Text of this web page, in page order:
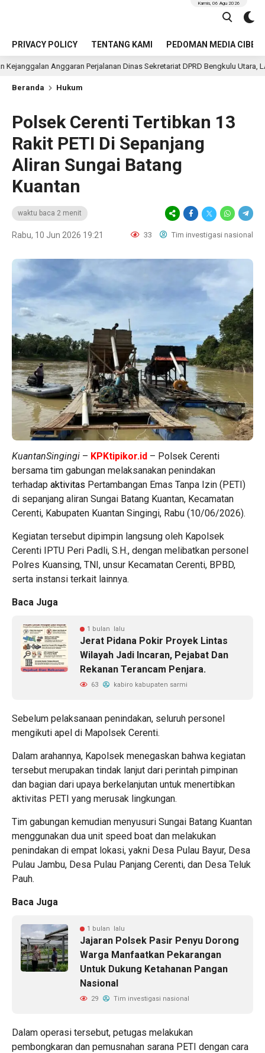
PRIVACY POLICY TENTANG KAMI PEDOMAN MEDIA CIBER
Kamis, 06 Agu 2026
Perjalanan Dinas Sekretariat DPRD Bengkulu Utara, LAKI Minta APH
Beranda Hukum
Polsek Cerenti Tertibkan 13
Rakit PETI Di Sepanjang
Aliran Sungai Batang
Kuantan
waktu baca 2 menit
Rabu, 10 Jun 2026 19:21 33 Tim investigasi nasional
KuantanSingingi – KPKtipikor.id – Polsek Cerenti
bersama tim gabungan melaksanakan penindakan
terhadap aktivitas Pertambangan Emas Tanpa Izin (PETI)
di sepanjang aliran Sungai Batang Kuantan, Kecamatan
Cerenti, Kabupaten Kuantan Singingi, Rabu (10/06/2026).
Kegiatan tersebut dipimpin langsung oleh Kapolsek
Cerenti IPTU Peri Padli, S.H., dengan melibatkan personel
Polres Kuansing, TNI, unsur Kecamatan Cerenti, BPBD,
serta instansi terkait lainnya.
Baca Juga
1 bulan lalu
Jerat Pidana Pokir Proyek Lintas
Wilayah Jadi Incaran, Pejabat Dan
Rekanan Terancam Penjara.
63 kabiro kabupaten sarmi
Sebelum pelaksanaan penindakan, seluruh personel
mengikuti apel di Mapolsek Cerenti.
Dalam arahannya, Kapolsek menegaskan bahwa kegiatan
tersebut merupakan tindak lanjut dari perintah pimpinan
dan bagian dari upaya berkelanjutan untuk menertibkan
aktivitas PETI yang merusak lingkungan.
Tim gabungan kemudian menyusuri Sungai Batang Kuantan
menggunakan dua unit speed boat dan melakukan
penindakan di empat lokasi, yakni Desa Pulau Bayur, Desa
Pulau Jambu, Desa Pulau Panjang Cerenti, dan Desa Teluk
Pauh.
Baca Juga
1 bulan lalu
Jajaran Polsek Pasir Penyu Dorong
Warga Manfaatkan Pekarangan
Untuk Dukung Ketahanan Pangan
Nasional
29 Tim investigasi nasional
Dalam operasi tersebut, petugas melakukan
pembongkaran dan pemusnahan sarana PETI dengan cara